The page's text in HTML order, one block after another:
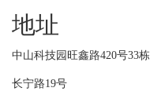
地址
中山科技园旺鑫路420号33栋
长宁路19号